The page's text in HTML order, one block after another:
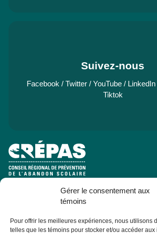
Gérer le consentement aux
témoins
Pour offrir les meilleures expériences, nous utilisons
telles que les témoins pour stocker et/ou accéder
Suivez-nous
Facebook / Twitter / YouTube / LinkedIn
Tiktok
Pavillon Manicouagan, 7
Jonquière (Québec) G7X 7W2
Consulter la section À PROPOS - ÉQUIPE